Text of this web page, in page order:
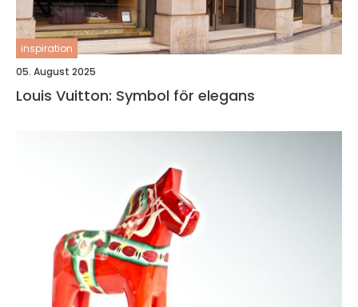
inspiration
05. August 2025
Louis Vuitton: Symbol för elegans